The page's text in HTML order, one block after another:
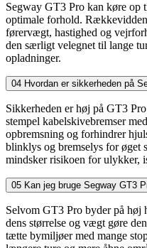
Segway GT3 Pro kan køre op
optimale forhold.
førervægt, hastighed og
den særligt velegnet til lange
opladninger.
04 Hvordan er sikkerheden på
Sikkerheden er høj på GT3
stempel kabelskivebremser
opbremsning og forhindrer
blinklys og bremselys for
mindsker risikoen for ulykker,
05 Kan jeg bruge Segway GT3
Selvom GT3 Pro byder på høj
dens størrelse og vægt gøre
tætte bymiljøer med mange